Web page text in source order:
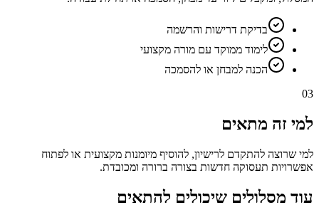
בדיקת דרישות והרשמה
לימוד ממוקד עם מורה מקצועי
הכנה למבחן או להסמכה
03
למי זה מתאים
למי שרוצה להתקדם לרישיון, להוסיף מיומנות מקצועית או לפתוח
אפשרויות תעסוקה חדשות בצורה ברורה ומכובדת.
עוד מסלולים שיכולים להתאים